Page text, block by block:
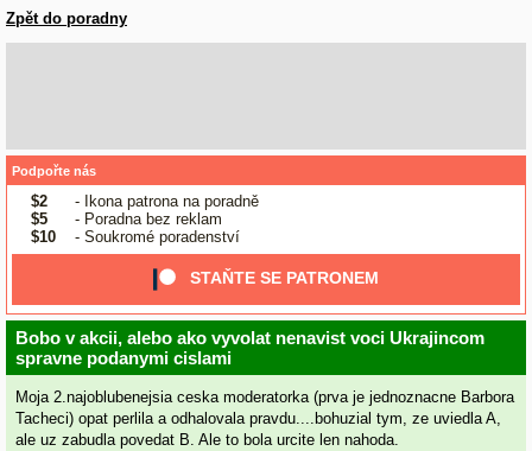
Zpět do poradny
Podpořte nás
$2
- Ikona patrona na poradně
$5
- Poradna bez reklam
$10
- Soukromé poradenství
STAŇTE SE PATRONEM
Bobo v akcii, alebo ako vyvolat nenavist voci Ukrajincom
spravne podanymi cislami
Moja 2.najoblubenejsia ceska moderatorka (prva je jednoznacne Barbora
Tacheci) opat perlila a odhalovala pravdu....bohuzial tym, ze uviedla A,
ale uz zabudla povedat B. Ale to bola urcite len nahoda.